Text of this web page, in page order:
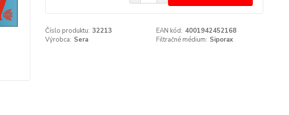
Číslo produktu: 32213 EAN kód: 4001942452168
Výrobca: Sera Filtračné médium: Siporax